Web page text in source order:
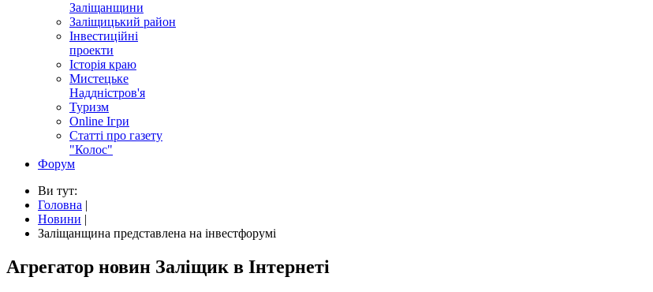
Заліщанщини
Заліщицький район
Інвестиційні
проекти
Історія краю
Мистецьке
Наддністров'я
Туризм
Online Ігри
Статті про газету
"Колос"
Форум
Ви тут:
Головна |
Новини |
Заліщанщина представлена на інвестфорумі
Агрегатор новин Заліщик в Інтернеті